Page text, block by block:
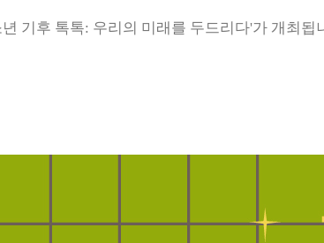
기후 톡톡: 우리의 미래를 두드리다'가 개최됩